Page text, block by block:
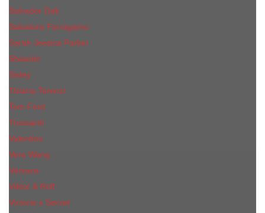
Salvador Dali
Salvatore Ferragamo
Sarah Jessica Parker
Shiseido
Sisley
Tiziana Terenzi
Tom Ford
Trussardi
Valentino
Vera Wang
Versace
Viktor & Rolf
Victoria s Secret